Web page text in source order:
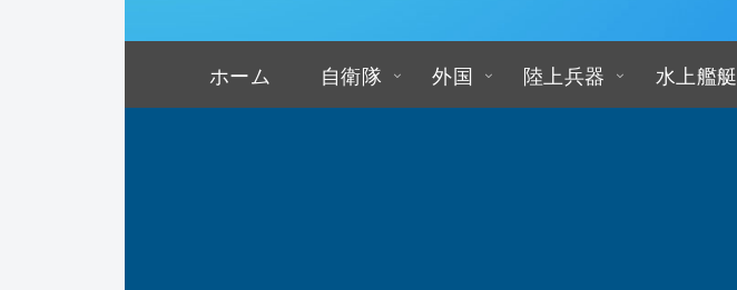
ホーム 自衛隊 外国 陸上兵器 水上艦艇